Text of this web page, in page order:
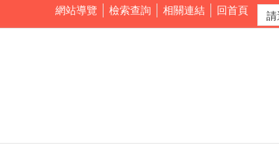
網站導覽 檢索查詢 相關連結 回首頁